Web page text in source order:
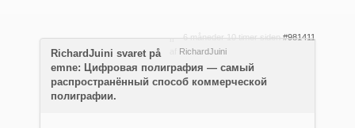
6 måneder 10 timer siden #981411
RichardJuini
RichardJuini svaret på
emne: Цифровая полиграфия — самый
распространённый способ коммерческой
полиграфии.